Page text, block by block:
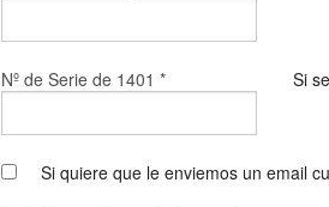
Nº de Serie de 1401 * Si
Si quiere que le enviemos un email